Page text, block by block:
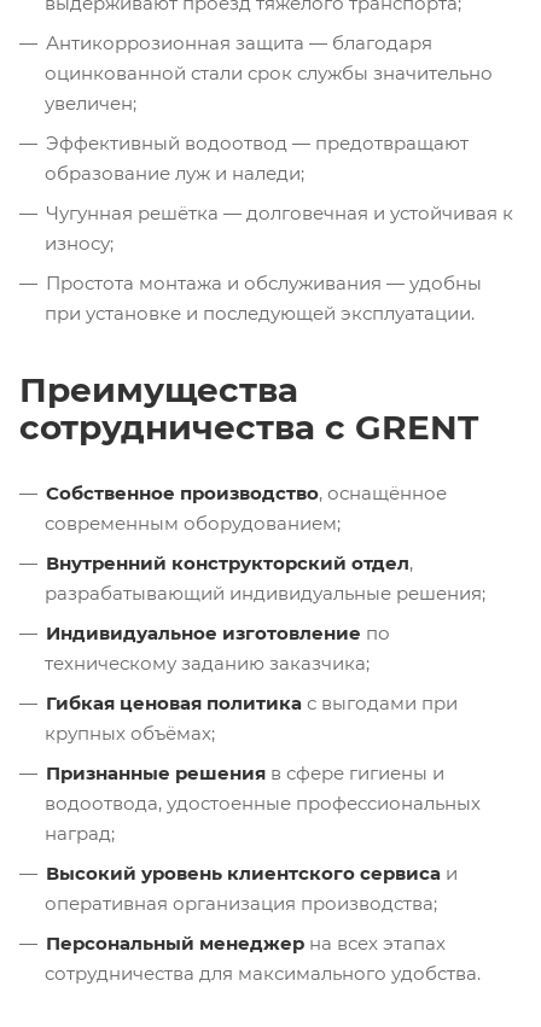
Антикоррозионная защита — благодаря
оцинкованной стали срок службы значительно
увеличен;
Эффективный водоотвод — предотвращают
образование луж и наледи;
Чугунная решётка — долговечная и устойчивая к
износу;
Простота монтажа и обслуживания — удобны
при установке и последующей эксплуатации.
Преимущества
сотрудничества с GRENT
Собственное производство, оснащённое
современным оборудованием;
Внутренний конструкторский отдел,
разрабатывающий индивидуальные решения;
Индивидуальное изготовление по
техническому заданию заказчика;
Гибкая ценовая политика с выгодами при
крупных объёмах;
Признанные решения в сфере гигиены и
водоотвода, удостоенные профессиональных
наград;
Высокий уровень клиентского сервиса и
оперативная организация производства;
Персональный менеджер на всех этапах
сотрудничества для максимального удобства.